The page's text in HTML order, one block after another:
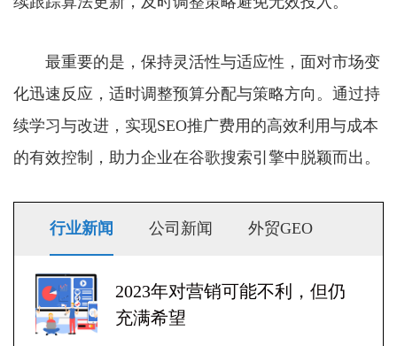
最重要的是，保持灵活性与适应性，面对市场变
化迅速反应，适时调整预算分配与策略方向。通过持
续学习与改进，实现SEO推广费用的高效利用与成本
的有效控制，助力企业在谷歌搜索引擎中脱颖而出。
行业新闻 公司新闻 外贸GEO
2023年对营销可能不利，但仍
充满希望